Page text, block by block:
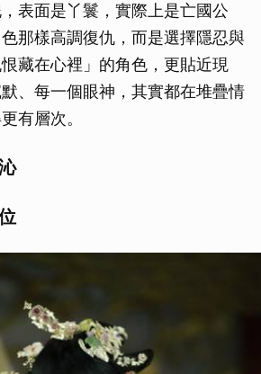
表面是丫鬟，實際上是亡國公
那樣高調復仇，而是選擇隱忍與
藏在心裡」的角色，更貼近現
、每一個眼神，其實都在堆疊情
有層次。